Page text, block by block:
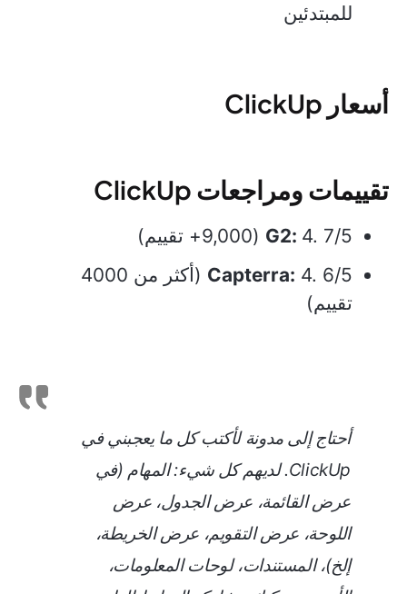
للمبتدئين
أسعار ClickUp
تقييمات ومراجعات ClickUp
G2: 4. 7/5 (9,000+ تقييم)
Capterra:
4. 6/5 (أكثر من 4000
تقييم)
أحتاج إلى مدونة لأكتب كل ما يعجبني في
ClickUp. لديهم كل شيء: المهام (في
عرض القائمة، عرض الجدول، عرض
اللوحة، عرض التقويم، عرض الخريطة،
إلخ)، المستندات، لوحات المعلومات،